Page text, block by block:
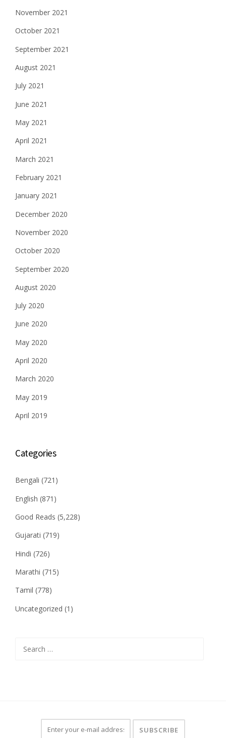
November 2021
October 2021
September 2021
August 2021
July 2021
June 2021
May 2021
April 2021
March 2021
February 2021
January 2021
December 2020
November 2020
October 2020
September 2020
August 2020
July 2020
June 2020
May 2020
April 2020
March 2020
May 2019
April 2019
Categories
Bengali (721)
English (871)
Good Reads (5,228)
Gujarati (719)
Hindi (726)
Marathi (715)
Tamil (778)
Uncategorized (1)
for: